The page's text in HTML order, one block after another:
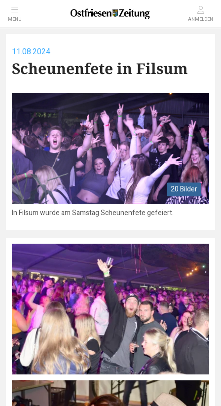
MENÜ ANMELDEN
11.08.2024
Scheunenfete in Filsum
20 Bilder
In Filsum wurde am Samstag Scheunenfete gefeiert.